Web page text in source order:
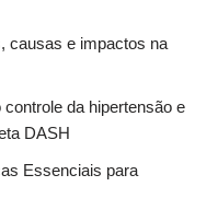
causas e impactos na
da hipertensão e
DASH
Essenciais para